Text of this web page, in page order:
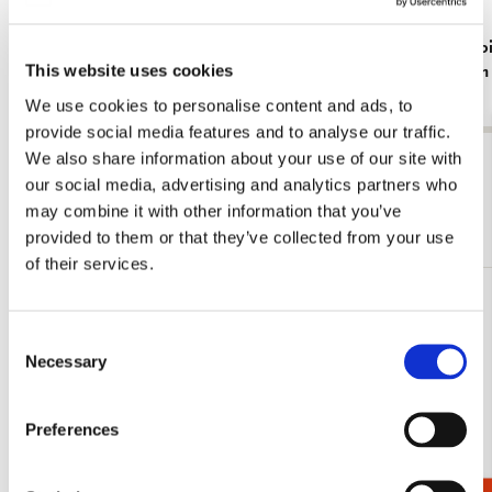
This website uses cookies
We use cookies to personalise content and ads, to
provide social media features and to analyse our traffic.
We also share information about your use of our site with
our social media, advertising and analytics partners who
may combine it with other information that you’ve
provided to them or that they’ve collected from your use
of their services.
Selection
Necessary
Preferences
collection of the Kunstbibliothek
€ 16,99
Amsterdam
€ 16,99
Bekijk alles van Cadeaus
Meer van Cadeaupapier
verlanglijst